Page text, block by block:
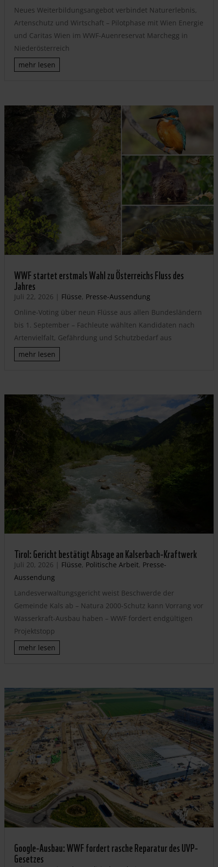
Neues Weiterbildungsangebot verbindet Naturerlebnis,
Artenschutz und Wirtschaft – Pilotphase mit Wien Energie
und Caritas Wien im WWF-Auenreservat Marchegg in
Niederösterreich
mehr lesen
WWF startet erstmals Wahl zu Österreichs Fluss des
Jahres
Juli 22, 2026 | Flüsse, Presse-Aussendung
Online-Voting über neun Flüsse aus allen Bundesländern
bis 1. September – Fachleute wählten Kandidaten nach
Artenvielfalt, Gefährdung und Schutzbedarf aus
mehr lesen
Tirol: Gericht bestätigt Absage an Kalserbach-Kraftwerk
Juli 20, 2026 | Flüsse, Politische Arbeit, Presse-
Aussendung
Landesverwaltungsgericht weist Beschwerde der
Gemeinde Kals ab – Natura 2000-Schutz kann Vorrang vor
Wasserkraft-Ausbau haben – WWF fordert endgültigen
Projektstopp
mehr lesen
Google-Ausbau: WWF fordert rasche Reparatur des UVP-
Gesetzes